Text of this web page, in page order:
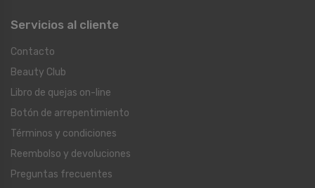
Servicios al cliente
Contacto
Beauty Club
Libro de quejas on-line
Botón de arrepentimiento
Términos y condiciones
Reembolso y devoluciones
Preguntas frecuentes